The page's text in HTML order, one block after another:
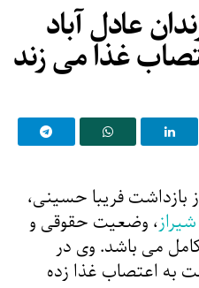
عادل آباد
غذا می زند
فریبا حسینی،
شیراز، وضعیت حقوقی و
می باشد. وی در
به اعتصاب غذا زده